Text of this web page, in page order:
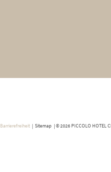
Barrierefreiheit | Sitemap |© 2026 PICCOLO HOTEL